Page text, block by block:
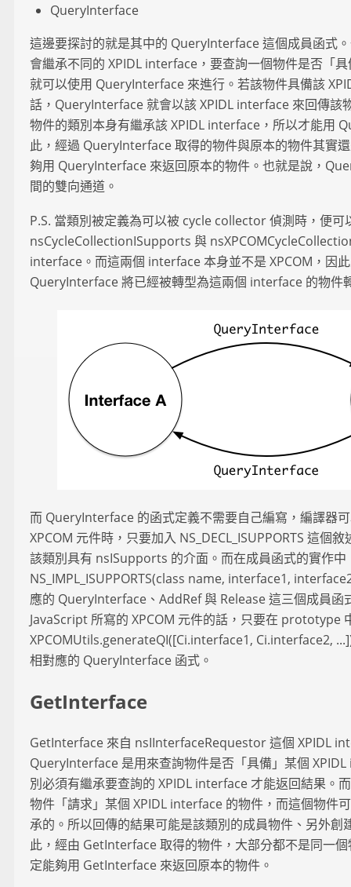
QueryInterface
這邊要探討的就是其中的 QueryInterface 這個成員函式
會繼承不同的 XPIDL interface，要查詢一個物件是否「
就可以使用 QueryInterface 來進行。若該物件具備該
話，QueryInterface 就會以該 XPIDL interface 來回傳該
物件的類別本身有繼承該 XPIDL interface，所以才能用
此，經過 QueryInterface 取得的物件與原本的物件其實
夠用 QueryInterface 來返回原本的物件。也就是說，
間的雙向通道。
P.S. 當類別被定義為可以被 cycle collector 偵測時，便可
nsCycleCollectionISupports 與
interface。而這兩個 interface 本身並不是 XPCOM，因
QueryInterface 將已經被轉型為這兩個 interface 的物件
而 QueryInterface 的函式定義不需要自己編寫，編譯器
XPCOM 元件時，只要加入 NS_DECL_ISUPPORTS 這個
該類別具有 nsISupports 的介面。而在成員函式的實作中
NS_IMPL_ISUPPORTS(class name, interface1,
應的 QueryInterface、AddRef 與 Release 這三個成員函
JavaScript 所寫的 XPCOM 元件的話，只要在 prototype
XPCOMUtils.generateQI([Ci.interface1, Ci.interface2,
相對應的 QueryInterface 函式。
GetInterface
GetInterface 來自 nsIInterfaceRequestor 這個 XPIDL
QueryInterface 是用來查詢物件是否「具備」某個
別必須有繼承要查詢的 XPIDL interface 才能返回結果。
物件「請求」某個 XPIDL interface 的物件，而這個物件
承的。所以回傳的結果可能是該類別的成員物件、另外創
此，經由 GetInterface 取得的物件，大部分都不是同一
定能夠用 GetInterface 來返回原本的物件。